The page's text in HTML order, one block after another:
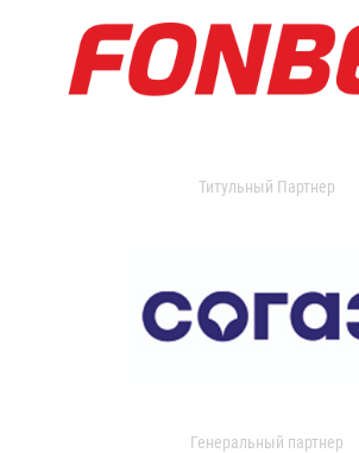
Титульный Партнер
Генеральный партнер